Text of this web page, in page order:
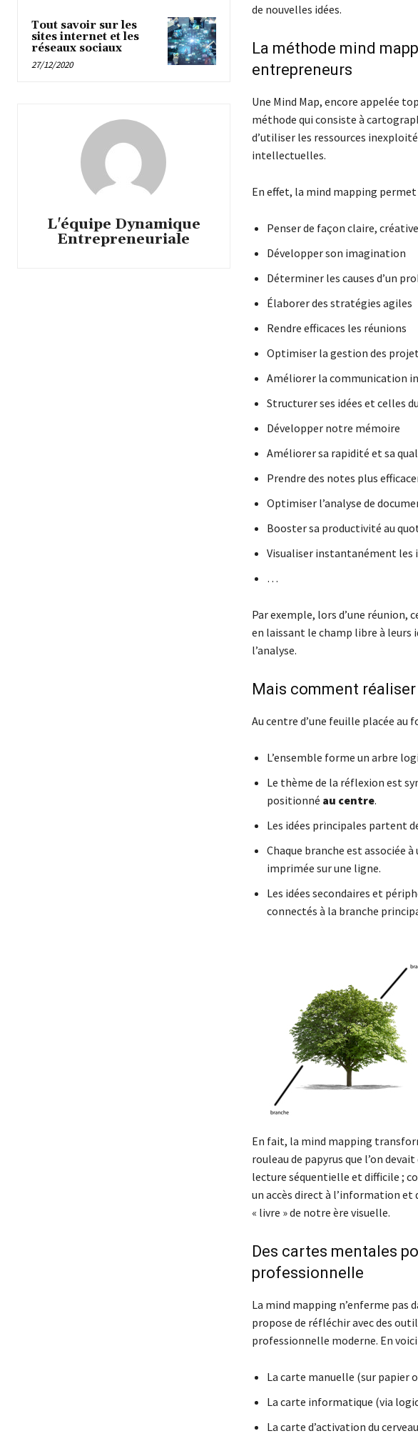
Tout savoir sur les
sites internet et les
réseaux sociaux
27/12/2020
L'équipe Dynamique
Entrepreneuriale
de nouvelles idées.
La méthode mind
entrepreneurs
Une Mind Map, encore appelée
méthode qui consiste à
d’utiliser les ressources
intellectuelles.
En effet, la mind mapping permet
Penser de façon claire,
Développer son imagination
Déterminer les causes d’un
Élaborer des stratégies agiles
Rendre efficaces les réunions
Optimiser la gestion des
Améliorer la communication
Structurer ses idées et celles
Développer notre mémoire
Améliorer sa rapidité et sa
Prendre des notes plus
Optimiser l’analyse de
Booster sa productivité au
Visualiser instantanément les
…
Par exemple, lors d’une
en laissant le champ libre à
l’analyse.
Mais comment
Au centre d’une feuille placée au
L’ensemble forme un arbre
Le thème de la réflexion est
positionné au centre.
Les idées principales partent
Chaque branche est associée
imprimée sur une ligne.
Les idées secondaires et
connectés à la branche
En fait, la mind mapping
rouleau de papyrus que l’on
lecture séquentielle et difficile ;
un accès direct à l’information et
« livre » de notre ère visuelle.
Des cartes mentales
professionnelle
La mind mapping n’enferme pas
propose de réfléchir avec des
professionnelle moderne. En
La carte manuelle (sur papier
La carte informatique (via
La carte d’activation du cerveau